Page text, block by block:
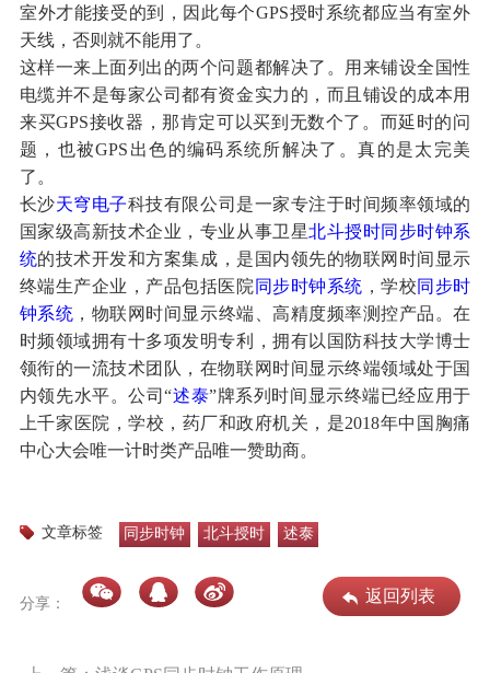
室外才能接受的到，因此每个GPS授时系统都应当有室外
天线，否则就不能用了。
这样一来上面列出的两个问题都解决了。用来铺设全国性
电缆并不是每家公司都有资金实力的，而且铺设的成本用
来买GPS接收器，那肯定可以买到无数个了。而延时的问
题，也被GPS出色的编码系统所解决了。真的是太完美
了。
长沙天穹电子科技有限公司是一家专注于时间频率领域的
国家级高新技术企业，专业从事卫星北斗授时同步时钟系
统的技术开发和方案集成，是国内领先的物联网时间显示
终端生产企业，产品包括医院 同步时钟系统 ，学校同步时
钟系统 ，物联网时间显示终端、高精度频率测控产品。在
时频领域拥有十多项发明专利，拥有以国防科技大学博士
领衔的一流技术团队，在物联网时间显示终端领域处于国
内领先水平。公司“述泰”牌系列时间显示终端已经应用于
上千家医院，学校，药厂和政府机关，是2018年中国胸痛
中心大会唯一计时类产品唯一赞助商。
文章标签 同步时钟 北斗授时 述泰
分享： 返回列表